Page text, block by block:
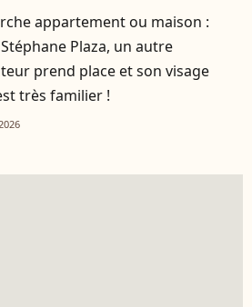
appartement ou maison :
Plaza, un autre
prend place et son visage
très familier !